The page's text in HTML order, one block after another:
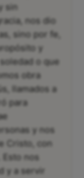
sin
nos dio
sino por fe,
y
o que
obra
llamados a
para
y nos
Cristo, con
nos
y a servir